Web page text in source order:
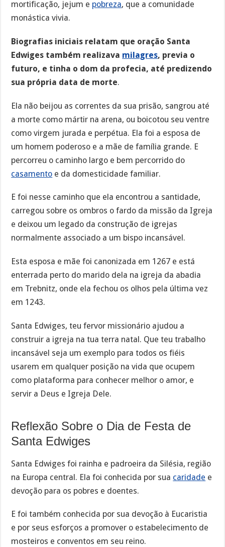
mortificação, jejum e pobreza, que a comunidade
monástica vivia.
Biografias iniciais relatam que oração Santa
Edwiges também realizava milagres, previa o
futuro, e tinha o dom da profecia, até predizendo
sua própria data de morte.
Ela não beijou as correntes da sua prisão, sangrou até
a morte como mártir na arena, ou boicotou seu ventre
como virgem jurada e perpétua. Ela foi a esposa de
um homem poderoso e a mãe de família grande. E
percorreu o caminho largo e bem percorrido do
casamento e da domesticidade familiar.
E foi nesse caminho que ela encontrou a santidade,
carregou sobre os ombros o fardo da missão da Igreja
e deixou um legado da construção de igrejas
normalmente associado a um bispo incansável.
Esta esposa e mãe foi canonizada em 1267 e está
enterrada perto do marido dela na igreja da abadia
em Trebnitz, onde ela fechou os olhos pela última vez
em 1243.
Santa Edwiges, teu fervor missionário ajudou a
construir a igreja na tua terra natal. Que teu trabalho
incansável seja um exemplo para todos os fiéis
usarem em qualquer posição na vida que ocupem
como plataforma para conhecer melhor o amor, e
servir a Deus e Igreja Dele.
Reflexão Sobre o Dia de Festa de
Santa Edwiges
Santa Edwiges foi rainha e padroeira da Silésia, região
na Europa central. Ela foi conhecida por sua caridade e
devoção para os pobres e doentes.
E foi também conhecida por sua devoção à Eucaristia
e por seus esforços a promover o estabelecimento de
mosteiros e conventos em seu reino.